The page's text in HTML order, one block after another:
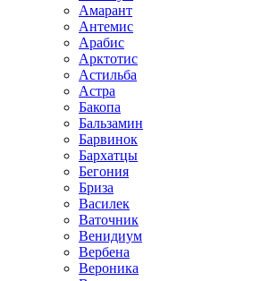
Амарант
Антемис
Арабис
Арктотис
Астильба
Астра
Бакопа
Бальзамин
Барвинок
Бархатцы
Бегония
Бриза
Василек
Ваточник
Венидиум
Вербена
Вероника